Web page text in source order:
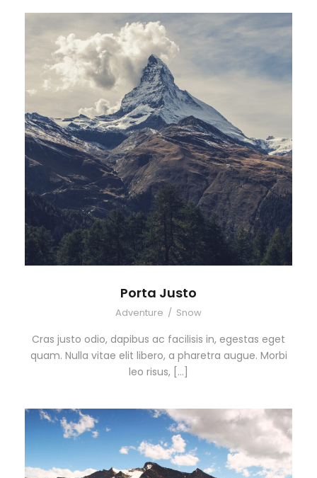
Porta Justo
Adventure / Snow
Cras justo odio, dapibus ac facilisis in, egestas eget
quam. Nulla vitae elit libero, a pharetra augue. Morbi
leo risus, […]